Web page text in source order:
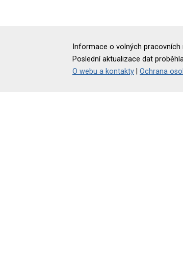
Informace o volných
Poslední aktualizace dat
O webu a kontakty
Ochrana